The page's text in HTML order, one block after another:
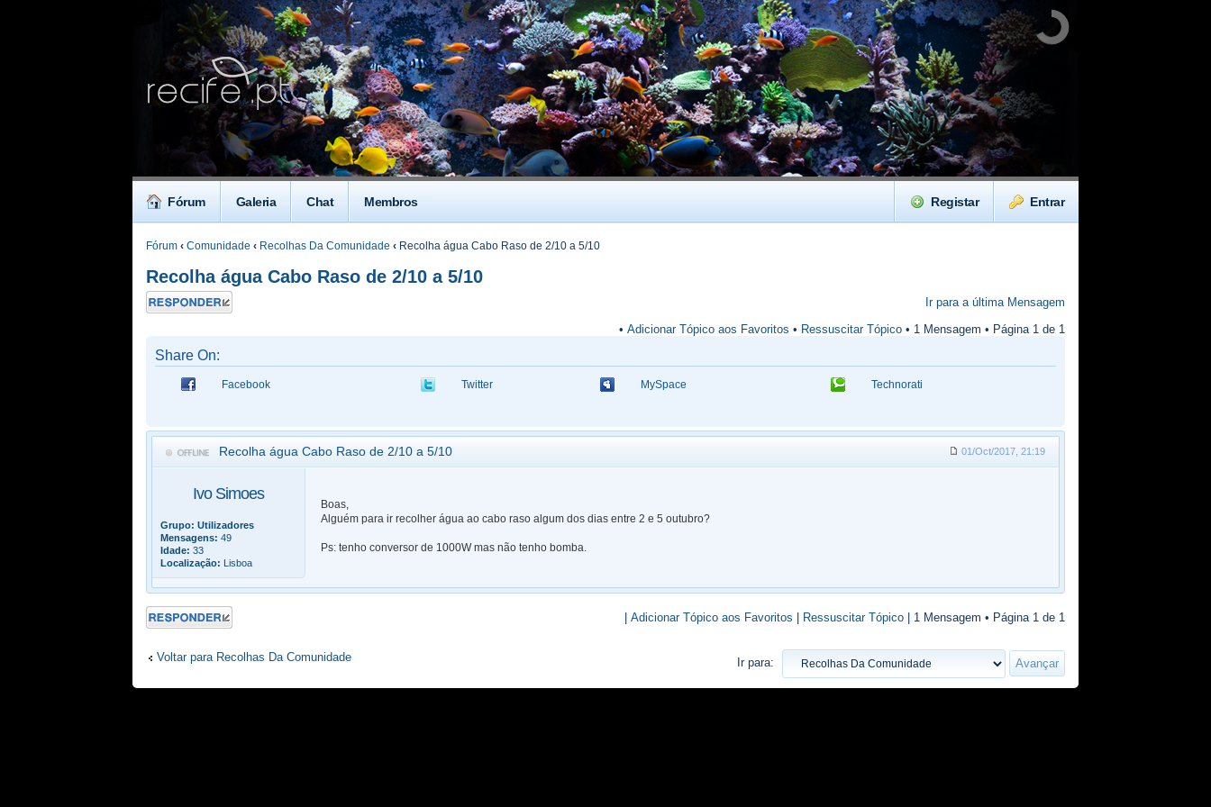
Fórum Galeria Chat Membros Entrar
Registar
Fórum ‹ Comunidade ‹ Recolhas Da Comunidade ‹ Recolha água Cabo Raso de 2/10 a 5/10
Recolha água Cabo Raso de 2/10 a 5/10
Responder
Ir para a última Mensagem
• Adicionar Tópico aos Favoritos • Ressuscitar Tópico • 1 Mensagem • Página 1 de 1
Share On:
Facebook Twitter MySpace Technorati
Recolha água Cabo Raso de 2/10 a 5/10 01/Oct/2017, 21:19
Ivo Simoes
Grupo: Utilizadores
Mensagens: 49
Idade: 33
Localização: Lisboa
Boas,
Alguém para ir recolher água ao cabo raso algum dos dias entre 2 e 5 outubro?
Ps: tenho conversor de 1000W mas não tenho bomba.
Responder Adicionar Tópico aos Favoritos Ressuscitar Tópico | 1 Mensagem • Página 1 de 1
Voltar para Recolhas Da Comunidade Ir para: